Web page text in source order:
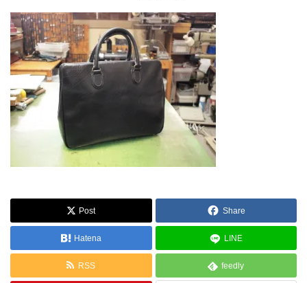
Post Share
Hatena LINE
RSS feedly